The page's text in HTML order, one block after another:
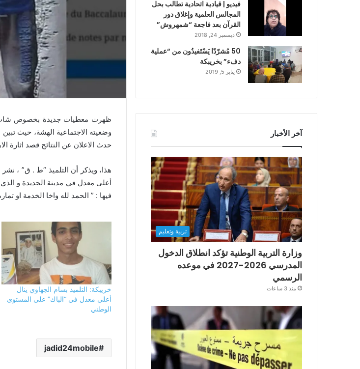
ظهرت معطيات جديدة بخصوص شاب
وضعيته الاجتماعية الهشة، حيث
حدث الاعلان عن النتائج قصد اثارة
هذا، ويذكر أن التلميذ “ط . ق” ،
فيها : ” الحمد لله واخا الخدمة او
خريبكة: التلميذ بسام الجهاوي ينال
أعلى معدل في “الباك” على المستوى
الوطني
jadid24mobile
فيديو | قيادية اتحادية تطالب بحل
المجالس العلمية وإغلاق دور
القرآن بعد فاجعة “شمهروش”
ديسمبر 24, 2018
50 مُشرّدًا يَسْتَفيدُون من “عملية
دفء” بخريبكة
يناير 5, 2019
آخر الأخبار
تربية وتعليم
وزارة التربية الوطنية تؤكد انطلاق الدخول
المدرسي 2026-2027 في موعده
الرسمي
منذ 3 ساعات